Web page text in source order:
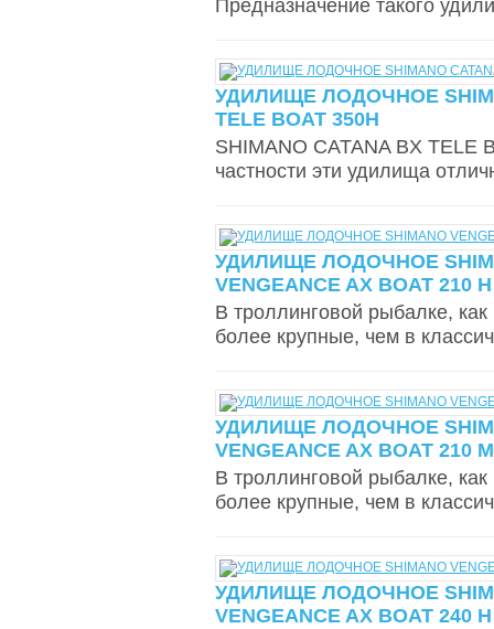
Предназначение такого
УДИЛИЩЕ ЛОДОЧНОЕ
TELE BOAT 350H
SHIMANO CATANA BX TELE
частности эти удилища
УДИЛИЩЕ ЛОДОЧНОЕ
VENGEANCE AX BOAT 210
В троллинговой рыбалке,
более крупные, чем в
УДИЛИЩЕ ЛОДОЧНОЕ
VENGEANCE AX BOAT 210
В троллинговой рыбалке,
более крупные, чем в
УДИЛИЩЕ ЛОДОЧНОЕ
VENGEANCE AX BOAT 240